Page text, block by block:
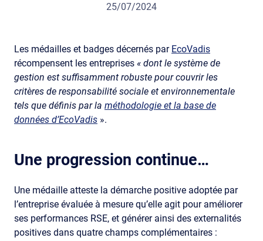
25/07/2024
Les médailles et badges décernés par EcoVadis
récompensent les entreprises « dont le système de
gestion est suffisamment robuste pour couvrir les
critères de responsabilité sociale et environnementale
tels que définis par la méthodologie et la base de
données d’EcoVadis ».
Une progression continue…
Une médaille atteste la démarche positive adoptée par
l’entreprise évaluée à mesure qu’elle agit pour améliorer
ses performances RSE, et générer ainsi des externalités
positives dans quatre champs complémentaires :